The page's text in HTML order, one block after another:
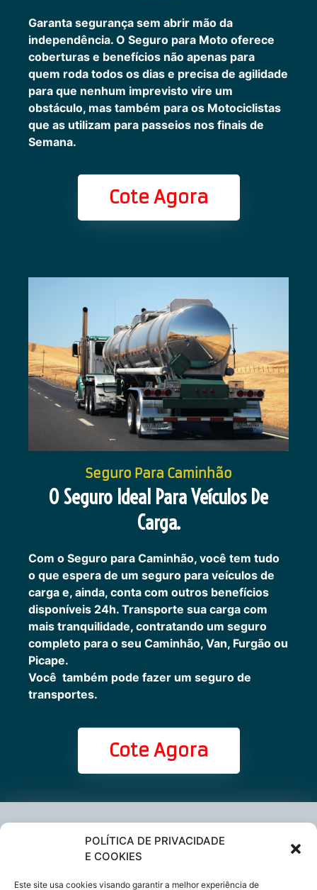
POLÍTICA DE PRIVACIDADE
E COOKIES
Este site usa cookies visando garantir a melhor experiência de
Garanta segurança sem abrir mão da
independência. O Seguro para Moto oferece
coberturas e benefícios não apenas para
quem roda todos os dias e precisa de agilidade
para que nenhum imprevisto vire um
obstáculo, mas também para os Motociclistas
que as utilizam para passeios nos finais de
Semana.
Cote Agora
Seguro Para Caminhão
O Seguro Ideal Para Veículos De
Carga.
Com o Seguro para Caminhão, você tem tudo
o que espera de um seguro para veículos de
carga e, ainda, conta com outros benefícios
disponíveis 24h. Transporte sua carga com
mais tranquilidade, contratando um seguro
completo para o seu Caminhão, Van, Furgão ou
Picape.
Você também pode fazer um seguro de
transportes.
Cote Agora
Cote online ou
peça via